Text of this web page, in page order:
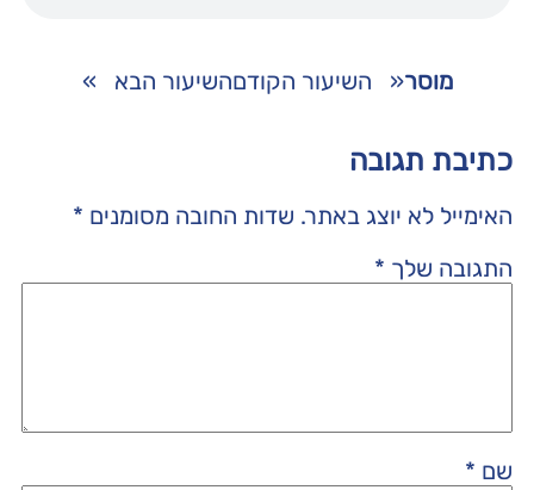
מוסר« השיעור הקודםהשיעור הבא »
כתיבת תגובה
האימייל לא יוצג באתר. שדות החובה מסומנים *
התגובה שלך *
שם *